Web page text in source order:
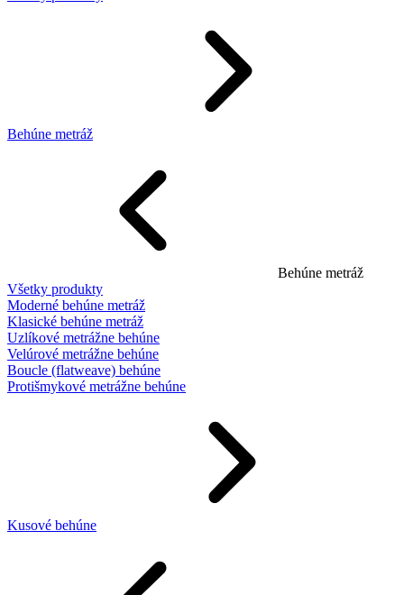
Behúne metráž
Behúne metráž
Všetky produkty
Moderné behúne metráž
Klasické behúne metráž
Uzlíkové metrážne behúne
Velúrové metrážne behúne
Boucle (flatweave) behúne
Protišmykové metrážne behúne
Kusové behúne